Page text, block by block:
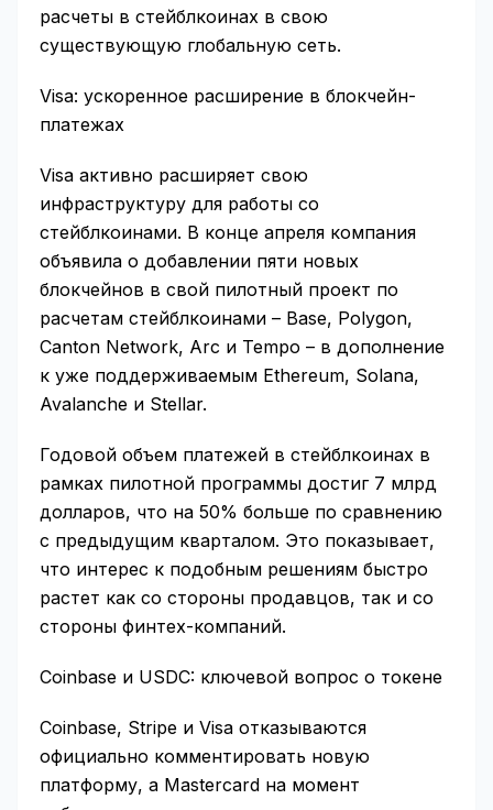
расчеты в стейблкоинах в свою
существующую глобальную сеть.
Visa: ускоренное расширение в блокчейн-
платежах
Visa активно расширяет свою
инфраструктуру для работы со
стейблкоинами. В конце апреля компания
объявила о добавлении пяти новых
блокчейнов в свой пилотный проект по
расчетам стейблкоинами – Base, Polygon,
Canton Network, Arc и Tempo – в дополнение
к уже поддерживаемым Ethereum, Solana,
Avalanche и Stellar.
Годовой объем платежей в стейблкоинах в
рамках пилотной программы достиг 7 млрд
долларов, что на 50% больше по сравнению
с предыдущим кварталом. Это показывает,
что интерес к подобным решениям быстро
растет как со стороны продавцов, так и со
стороны финтех-компаний.
Coinbase и USDC: ключевой вопрос о токене
Coinbase, Stripe и Visa отказываются
официально комментировать новую
платформу, а Mastercard на момент